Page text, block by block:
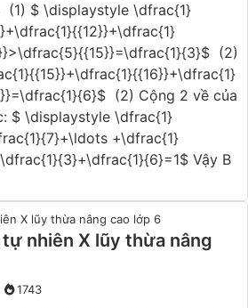
(1) $ \displaystyle \dfrac{1}
(2)
(2) Cộng 2 về của
$ \displaystyle \dfrac{1}
+\dfrac{1}
Vậy B
nhiên X lũy thừa nâng
1743